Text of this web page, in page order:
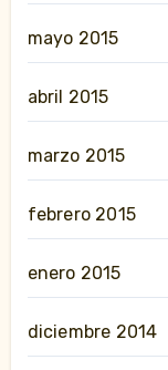
mayo 2015
abril 2015
marzo 2015
febrero 2015
enero 2015
diciembre 2014